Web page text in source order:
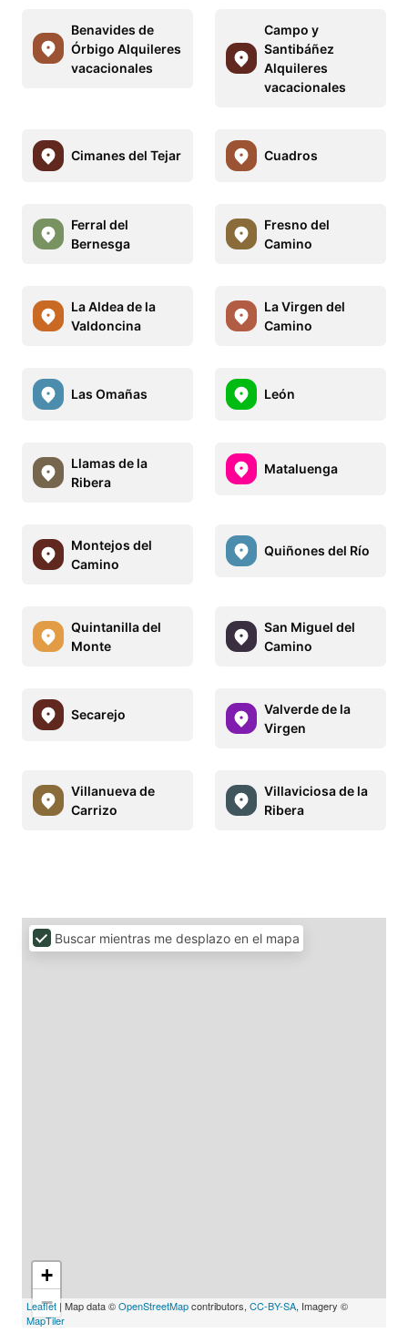
Benavides de
Órbigo Alquileres
vacacionales
Campo y
Santibáñez
Alquileres
vacacionales
Cimanes del Tejar Cuadros
Ferral del
Bernesga
Fresno del
Camino
La Aldea de la
Valdoncina
La Virgen del
Camino
Las Omañas León
Llamas de la
Ribera
Mataluenga
Montejos del
Camino
Quiñones del Río
Quintanilla del
Monte
San Miguel del
Camino
Secarejo
Valverde de la
Virgen
Villanueva de
Carrizo
Villaviciosa de la
Ribera
+
−
Leaflet | Map data ©OpenStreetMapcontributors, CC-BY-SA, Imagery ©
MapTiler
Buscar mientras me desplazo en el mapa